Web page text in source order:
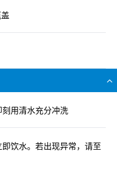
用清水充分冲洗
饮水。若出现异常，请至